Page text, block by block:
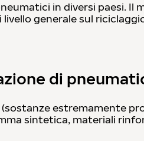
in diversi paesi.
generale sul
di
estremamente
sintetica, materiali